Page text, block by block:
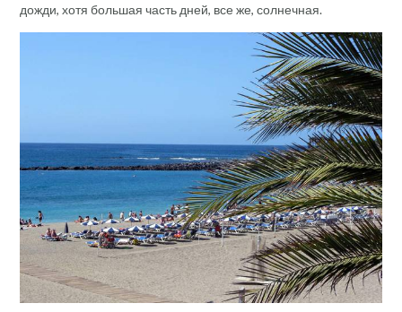
дожди, хотя большая часть дней, все же, солнечная.